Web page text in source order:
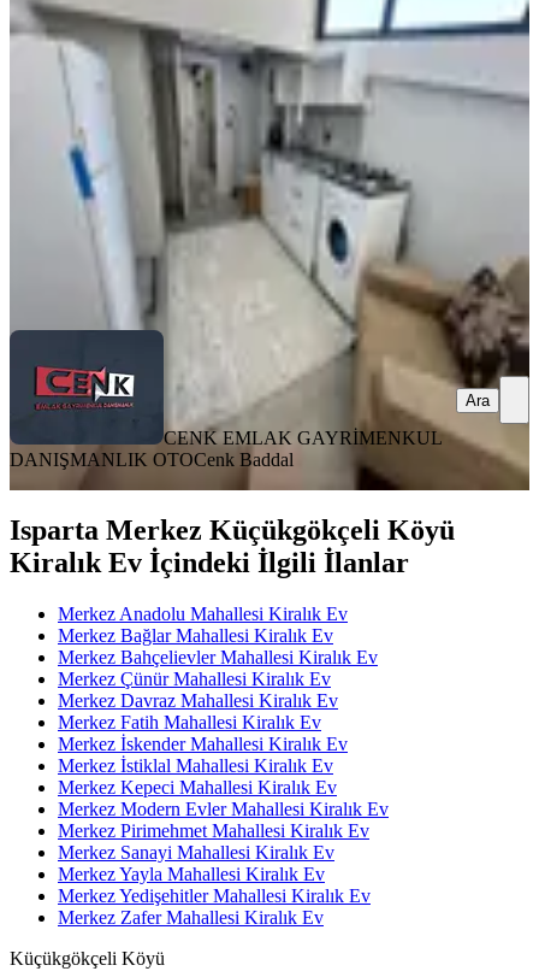
Merkez, Yedişehitler Mahallesi
·55 m²·Çatı Katı ·31.07.2026
14.500 ₺
CENK EMLAK GAYRİMENKUL DANIŞMANLIK OTO
CENK EMLAK GAYRİMENKUL
DANIŞMANLIK OTOCenk Baddal
Ara
Isparta Merkez Küçükgökçeli Köyü
Kiralık Ev İçindeki İlgili İlanlar
Merkez Anadolu Mahallesi Kiralık Ev
Merkez Bağlar Mahallesi Kiralık Ev
Merkez Bahçelievler Mahallesi Kiralık Ev
Merkez Çünür Mahallesi Kiralık Ev
Merkez Davraz Mahallesi Kiralık Ev
Merkez Fatih Mahallesi Kiralık Ev
Merkez İskender Mahallesi Kiralık Ev
Merkez İstiklal Mahallesi Kiralık Ev
Merkez Kepeci Mahallesi Kiralık Ev
Merkez Modern Evler Mahallesi Kiralık Ev
Merkez Pirimehmet Mahallesi Kiralık Ev
Merkez Sanayi Mahallesi Kiralık Ev
Merkez Yayla Mahallesi Kiralık Ev
Merkez Yedişehitler Mahallesi Kiralık Ev
Merkez Zafer Mahallesi Kiralık Ev
Küçükgökçeli Köyü